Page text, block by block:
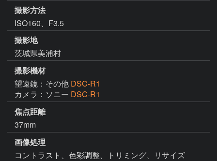
撮影方法
ISO160、F3.5
撮影地
茨城県美浦村
撮影機材
望遠鏡：その他 DSC-R1
カメラ：ソニー DSC-R1
焦点距離
37mm
画像処理
コントラスト、色彩調整、トリミング、リサイズ